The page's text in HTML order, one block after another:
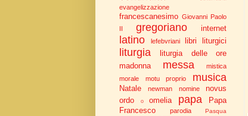
evangelizzazione
francescanesimo Giovanni Paolo
gregoriano internet
latino lefebvriani libri liturgici
liturgia
liturgia delle ore
madonna
messa
mistica
morale
motu proprio musica
Natale newman nomine
novus
ordo
o omelia papa
Papa
Francesco
parodia Pasqua